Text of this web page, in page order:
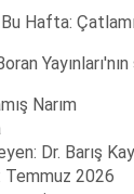
Hafta:
Narım
Dr. Barış
Temmuz 2026